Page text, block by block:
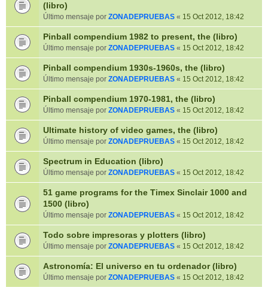
(libro)
Último mensaje por ZONADEPRUEBAS « 15 Oct 2012, 18:42
Pinball compendium 1982 to present, the (libro)
Último mensaje por ZONADEPRUEBAS « 15 Oct 2012, 18:42
Pinball compendium 1930s-1960s, the (libro)
Último mensaje por ZONADEPRUEBAS « 15 Oct 2012, 18:42
Pinball compendium 1970-1981, the (libro)
Último mensaje por ZONADEPRUEBAS « 15 Oct 2012, 18:42
Ultimate history of video games, the (libro)
Último mensaje por ZONADEPRUEBAS « 15 Oct 2012, 18:42
Spectrum in Education (libro)
Último mensaje por ZONADEPRUEBAS « 15 Oct 2012, 18:42
51 game programs for the Timex Sinclair 1000 and
1500 (libro)
Último mensaje por ZONADEPRUEBAS « 15 Oct 2012, 18:42
Todo sobre impresoras y plotters (libro)
Último mensaje por ZONADEPRUEBAS « 15 Oct 2012, 18:42
Astronomía: El universo en tu ordenador (libro)
Último mensaje por ZONADEPRUEBAS « 15 Oct 2012, 18:42